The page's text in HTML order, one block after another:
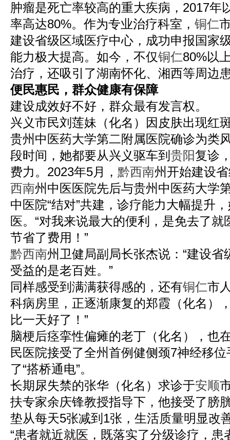
肿瘤是死亡率较高的重大疾病，2017年
率高达80%。作为专业治疗科室， 铜仁
建设省级区域医疗中心，成功申报国家
能力极大提高。如今，不仅铜仁80%以
治疗，还吸引了湖南怀化、湘西等周边
便民惠民，群众健康有保障
建设成效好不好，群众最有发言权。
兴义市民刘莲妹（化名）因皮肤出现红
贵州中医药大学第二附属医院确诊为类
段时间，她都要从兴义驱车到 贵阳复诊
费力。2023年5月， 黔西南州开始建设
西南州中医医院先后与贵州中医药大学
中医院“结对”共建，诊疗能力大幅提升
医。“对我来说最大的便利，是免去了
节省了费用！”
黔西南州卫健局副局长张杰说：“建设
受益的是老百姓。”
同样感受到满满获得感的，还有铜仁市
科病房里，正逐渐康复的郑霞（化名）
比一天好了！”
脑梗后痉挛性偏瘫的老丁（化名），也
民医院接受了全州首例健侧颈7神经移
了“搭桥通电”。
长期尿失禁的张华（化名）求诊于安顺
扶专家余庆锋教授指导下，他接受了膀
垫从每天5张减到1张，生活质量明显改
“患者就近就医，既落实了分级诊疗，